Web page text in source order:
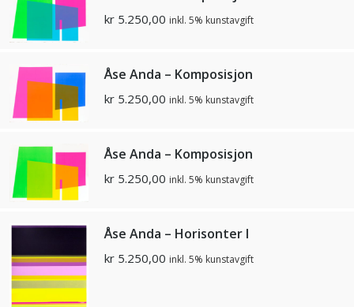
kr 5.250,00 inkl. 5% kunstavgift
Åse Anda – Komposisjon
kr 5.250,00 inkl. 5% kunstavgift
Åse Anda – Komposisjon
kr 5.250,00 inkl. 5% kunstavgift
Åse Anda – Horisonter I
kr 5.250,00 inkl. 5% kunstavgift